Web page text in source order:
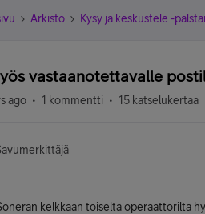
Arkisto Kysy ja keskustele -
vastaanotettavalle
ago 1 kommentti 15 katselukertaa
kelkkaan toiselta operaattorilta